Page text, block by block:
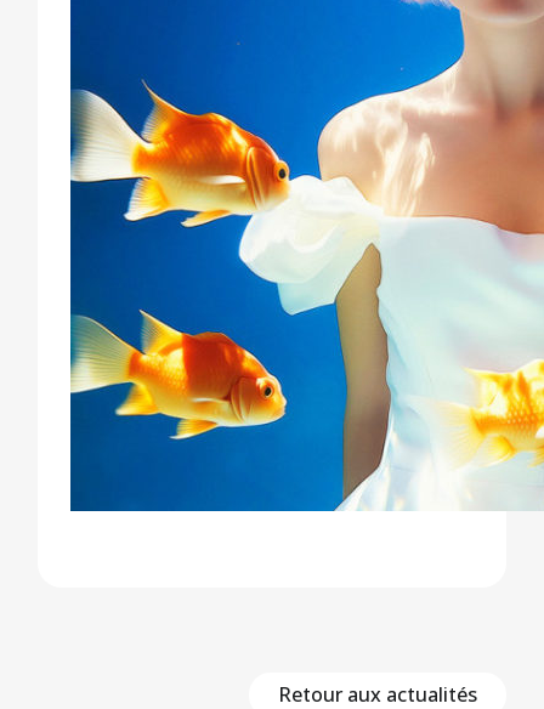
Retour aux actualités